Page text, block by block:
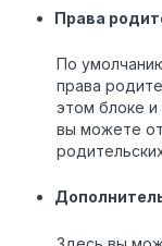
Права
По
права
этом блоке
вы можете